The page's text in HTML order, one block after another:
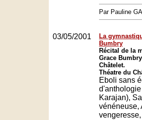
Par Pauline
03/05/2001
La
Bumbry
Récital de la
Grace
Châtelet.
Théatre du
Eboli sans
Karajan),
vénéneuse,